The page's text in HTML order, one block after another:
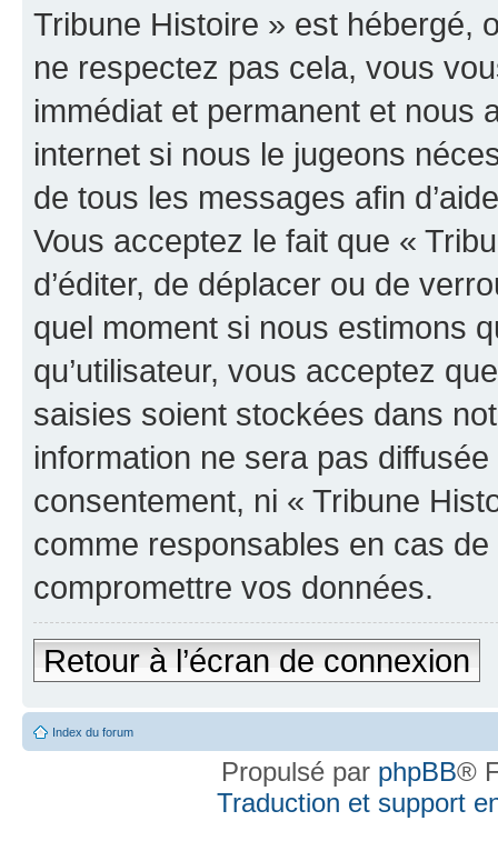
Tribune Histoire » est hébergé,
ne respectez pas cela, vous
immédiat et permanent et nous
internet si nous le jugeons
de tous les messages afin
Vous acceptez le fait que «
d’éditer, de déplacer ou de
quel moment si nous estimons
qu’utilisateur, vous acceptez
saisies soient stockées dans
information ne sera pas
consentement, ni « Tribune
comme responsables en cas
compromettre vos données.
Retour à l’écran de connexion
Index du forum
Propulsé par phpBB®
Traduction et support